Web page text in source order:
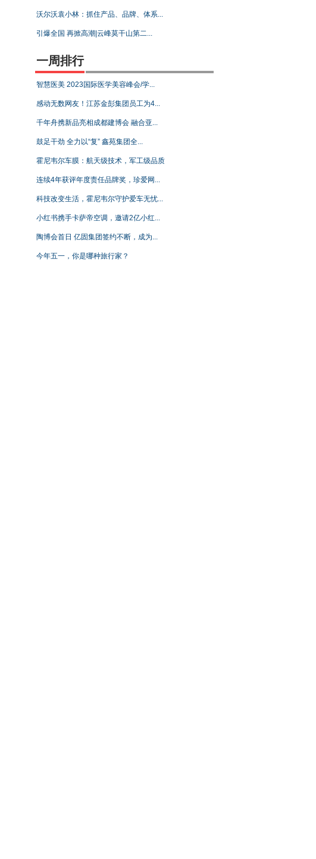
沃尔沃袁小林：抓住产品、品牌、体系...
引爆全国 再掀高潮|云峰莫干山第二...
一周排行
智慧医美 2023国际医学美容峰会/学...
感动无数网友！江苏金彭集团员工为4...
千年舟携新品亮相成都建博会 融合亚...
鼓足干劲 全力以“复” 鑫苑集团全...
霍尼韦尔车膜：航天级技术，军工级品质
连续4年获评年度责任品牌奖，珍爱网...
科技改变生活，霍尼韦尔守护爱车无忧...
小红书携手卡萨帝空调，邀请2亿小红...
陶博会首日 亿固集团签约不断，成为...
今年五一，你是哪种旅行家？